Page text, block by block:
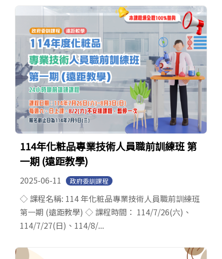
114年化粧品專業技術人員職前訓練班 第
一期 (遠距教學)
2025-06-11 政府委訓課程
◇ 課程名稱: 114 年化粧品專業技術人員職前訓練班
第一期 (遠距教學) ◇ 課程時間： 114/7/26(六)、
114/7/27(日)、114/8/...